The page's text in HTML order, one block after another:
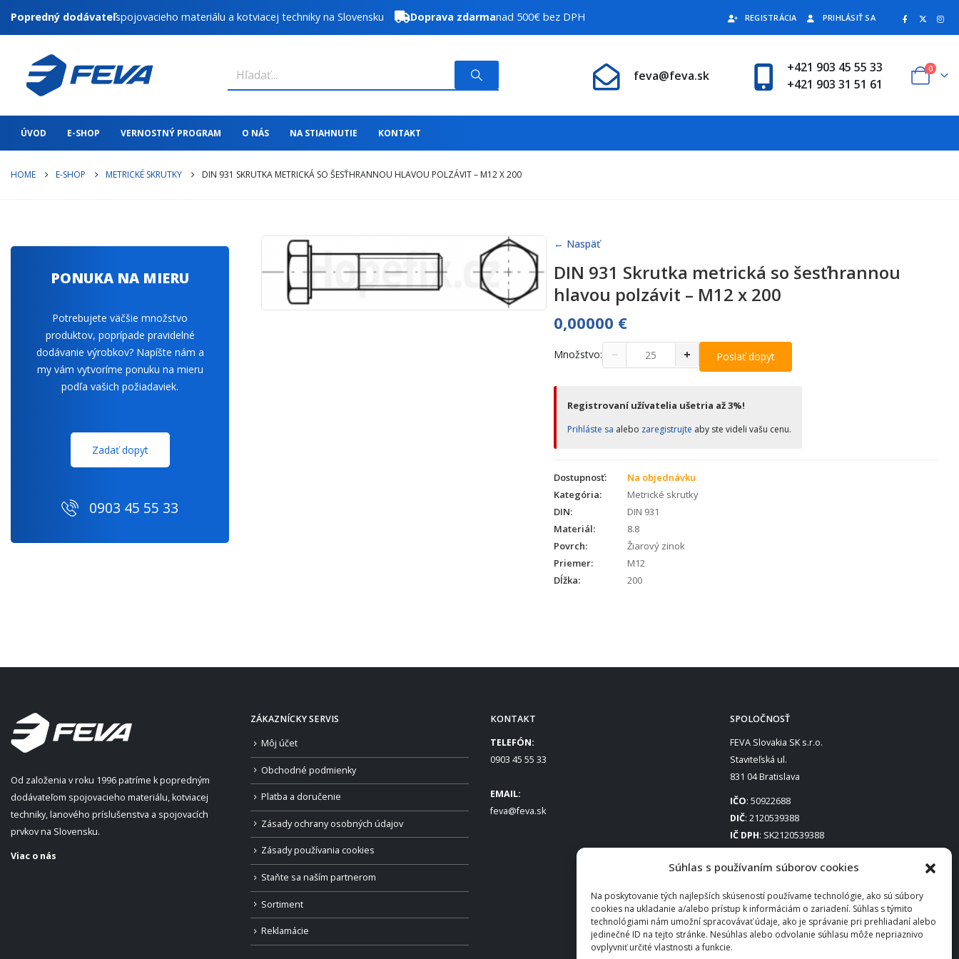
Súhlas s používaním súborov cookies
Na poskytovanie tých najlepších skúseností používame technológie, ako sú súbory
cookies na ukladanie a/alebo prístup k informáciám o zariadení. Súhlas s týmito
technológiami nám umožní spracovávať údaje, ako je správanie pri prehliadaní alebo
jedinečné ID na tejto stránke. Nesúhlas alebo odvolanie súhlasu môže nepriaznivo
ovplyvniť určité vlastnosti a funkcie.
Popredný dodávateľspojovacieho materiálu a kotviacej techniky na Slovensku Doprava zdarmanad 500€ bez DPH REGISTRÁCIA PRIHLÁSIŤ SA
feva@feva.sk
+421 903 45 55 33
+421 903 31 51 61
0
ÚVOD E-SHOP VERNOSTNÝ PROGRAM O NÁS NA STIAHNUTIE KONTAKT
HOME E-SHOP METRICKÉ SKRUTKY DIN 931 SKRUTKA METRICKÁ SO ŠESŤHRANNOU HLAVOU POLZÁVIT – M12 X 200
← Naspäť
DIN 931 Skrutka metrická so šesťhrannou
hlavou polzávit – M12 x 200
0,00000 €
Množstvo: − + Poslať dopyt
Registrovaní užívatelia ušetria až 3%!
Prihláste sa alebo zaregistrujte aby ste videli vašu cenu.
Dostupnosť:
Na objednávku
Kategória:
Metrické skrutky
DIN:
DIN 931
Materiál:
8.8
Povrch:
Žiarový zinok
Priemer:
M12
Dĺžka:
200
PONUKA NA MIERU
Potrebujete väčšie množstvo
produktov, poprípade pravidelné
dodávanie výrobkov? Napíšte nám a
my vám vytvoríme ponuku na mieru
podľa vašich požiadaviek.
Zadať dopyt
0903 45 55 33
Od založenia v roku 1996 patríme k popredným
dodávateľom spojovacieho materiálu, kotviacej
techniky, lanového príslušenstva a spojovacích
prvkov na Slovensku.
Viac o nás
ZÁKAZNÍCKY SERVIS
Môj účet
Obchodné podmienky
Platba a doručenie
Zásady ochrany osobných údajov
Zásady používania cookies
Staňte sa naším partnerom
Sortiment
Reklamácie
KONTAKT
TELEFÓN:
0903 45 55 33
EMAIL:
feva@feva.sk
SPOLOČNOSŤ
FEVA Slovakia SK s.r.o.
Staviteľská ul.
831 04 Bratislava
IČO: 50922688
DIČ: 2120539388
IČ DPH: SK2120539388